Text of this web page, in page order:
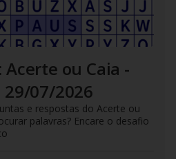
Acerte ou Caia -
07/2026
e respostas do Acerte ou
palavras? Encare o desafio